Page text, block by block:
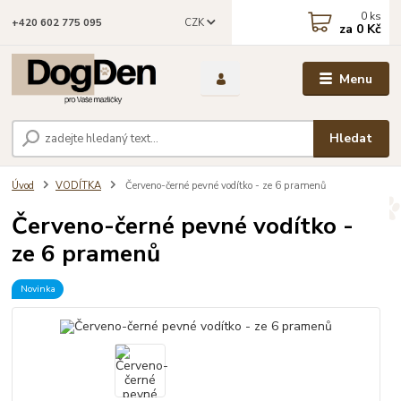
Menu
CZK
Hledat
+420 602 775 095 0 ks
za 0 Kč
Úvod VODÍTKA Červeno-černé pevné vodítko - ze 6 pramenů
Červeno-černé pevné vodítko -
ze 6 pramenů
Novinka